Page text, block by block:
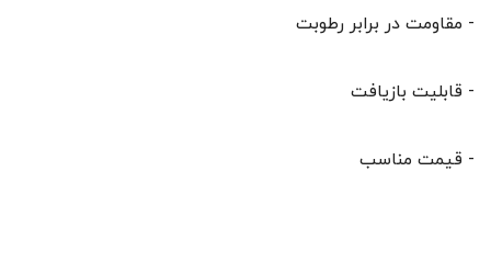
- مقاومت در برابر رطوبت
- قابلیت بازیافت
- قیمت مناسب